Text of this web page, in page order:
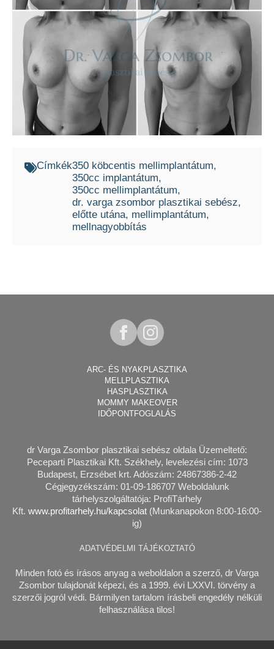
Címkék350 köbcentis mellimplantátum
350cc implantátum
350cc mellimplantátum
dr. varga zsombor plasztikai sebész
előtte utána mellimplantátum
mellnagyobbítás
ARC- ÉS NYAKPLASZTIKA
MELLPLASZTIKA
HASPLASZTIKA
MOMMY MAKEOVER
IDŐPONTFOGLALÁS
dr Varga Zsombor plasztikai sebész oldala Üzemeltető:
Peceparti Plasztikai Kft. Székhely, levelezési cím: 1073
Budapest, Erzsébet krt. Adószám: 24867386-2-42
Cégjegyzékszám: 01-09-186707 Weboldalunk
tárhelyszolgáltatója: ProfiTárhely
Kft. www.profitarhely.hu/kapcsolat (Munkanapokon 8:00-16:00-
ig)
ADATVÉDELMI TÁJÉKOZTATÓ
Minden fotó és írásos anyag a weboldalon a szerző, dr Varga
Zsombor tulajdonát képezi, és a 1999. évi LXXVI. törvény a
szerzői jogról védi. Bármilyen tartalom írásbeli engedély nélküli
felhasználása tilos!